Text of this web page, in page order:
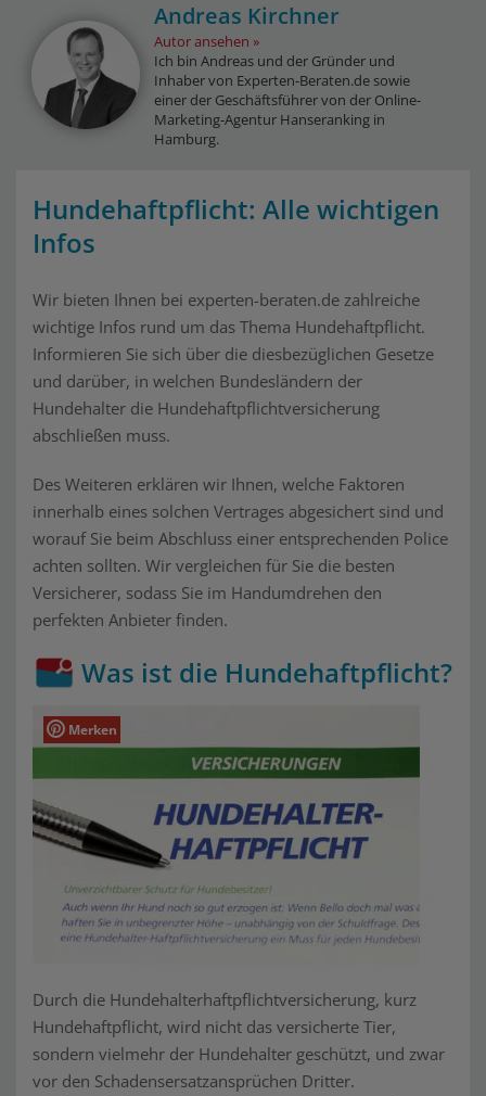
Andreas Kirchner
Autor ansehen
Ich bin Andreas und der Gründer und
Inhaber von Experten-Beraten.de sowie
einer der Geschäftsführer von der Online-
Marketing-Agentur Hanseranking in
Hamburg.
Hundehaftpflicht: Alle wichtigen
Infos
Wir bieten Ihnen bei experten-beraten.de zahlreiche
wichtige Infos rund um das Thema Hundehaftpflicht.
Informieren Sie sich über die diesbezüglichen Gesetze
und darüber, in welchen Bundesländern der
Hundehalter die Hundehaftpflichtversicherung
abschließen muss.
Des Weiteren erklären wir Ihnen, welche Faktoren
innerhalb eines solchen Vertrages abgesichert sind und
worauf Sie beim Abschluss einer entsprechenden Police
achten sollten. Wir vergleichen für Sie die besten
Versicherer, sodass Sie im Handumdrehen den
perfekten Anbieter finden.
Was ist die Hundehaftpflicht?
Merken
Durch die Hundehalterhaftpflichtversicherung, kurz
Hundehaftpflicht, wird nicht das versicherte Tier,
sondern vielmehr der Hundehalter geschützt, und zwar
vor den Schadensersatzansprüchen Dritter.